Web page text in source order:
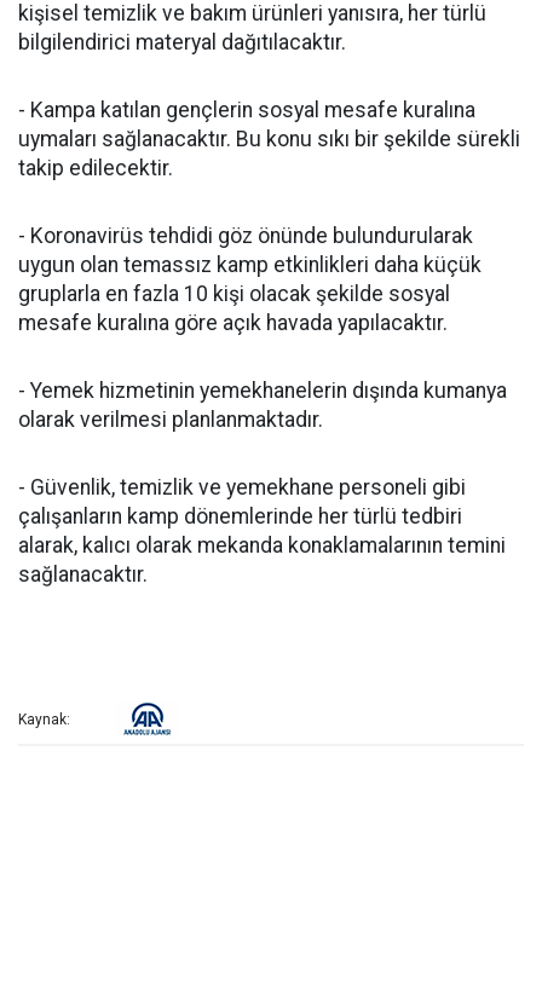
kişisel temizlik ve bakım ürünleri yanısıra, her türlü
bilgilendirici materyal dağıtılacaktır.
- Kampa katılan gençlerin sosyal mesafe kuralına
uymaları sağlanacaktır. Bu konu sıkı bir şekilde sürekli
takip edilecektir.
- Koronavirüs tehdidi göz önünde bulundurularak
uygun olan temassız kamp etkinlikleri daha küçük
gruplarla en fazla 10 kişi olacak şekilde sosyal
mesafe kuralına göre açık havada yapılacaktır.
- Yemek hizmetinin yemekhanelerin dışında kumanya
olarak verilmesi planlanmaktadır.
- Güvenlik, temizlik ve yemekhane personeli gibi
çalışanların kamp dönemlerinde her türlü tedbiri
alarak, kalıcı olarak mekanda konaklamalarının temini
sağlanacaktır.
Kaynak: